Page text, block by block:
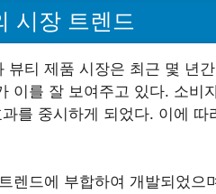
시장 트렌드
뷰티 제품 시장은 최근 몇 년
이를 잘 보여주고 있다. 소비
를 중시하게 되었다. 이에
렌드에 부합하여 개발되었으